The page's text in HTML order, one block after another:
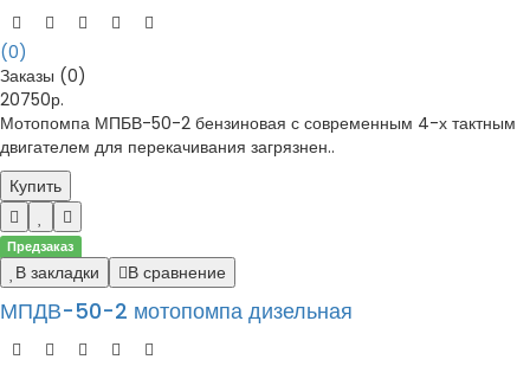
(0)
Заказы (0)
20750р.
Мотопомпа МПБВ-50-2 бензиновая с современным 4-х тактным
двигателем для перекачивания загрязнен..
Купить
Предзаказ
В закладки В сравнение
МПДВ-50-2 мотопомпа дизельная